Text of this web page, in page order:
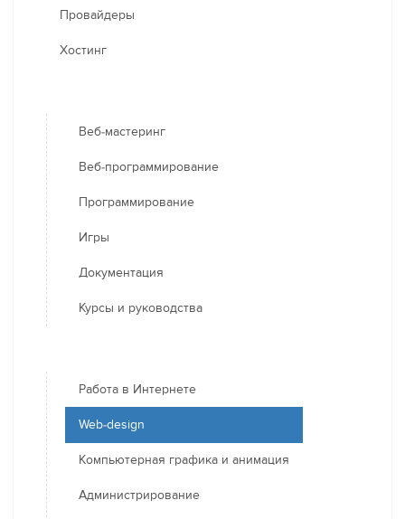
Провайдеры
Хостинг
Веб-мастеринг
Веб-программирование
Программирование
Игры
Документация
Курсы и руководства
Работа в Интернете
Web-design
Компьютерная графика и анимация
Администрирование